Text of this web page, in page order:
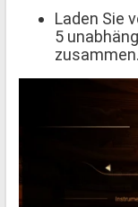
Laden Sie
5
zusammen.